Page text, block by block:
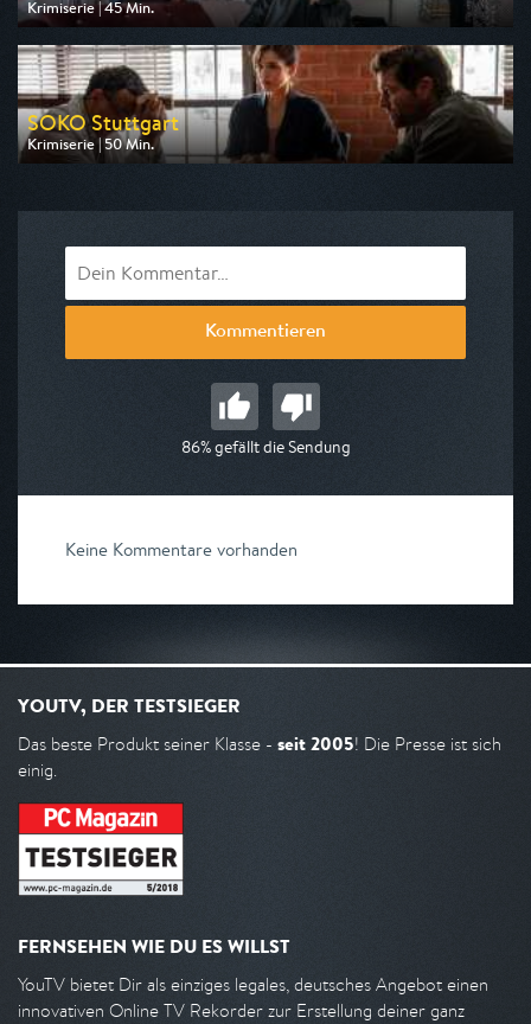
Krimiserie | 45 Min.
Ausgestrahlt von ZDF
am 07.08.2026, 21:15
SOKO Stuttgart
Krimiserie | 50 Min.
Ausgestrahlt von ZDF
Kommentieren
86% gefällt die Sendung
Keine Kommentare vorhanden
YOUTV, DER TESTSIEGER
Das beste Produkt seiner Klasse - seit 2005! Die Presse ist sich
einig.
FERNSEHEN WIE DU ES WILLST
YouTV bietet Dir als einziges legales, deutsches Angebot einen
innovativen Online TV Rekorder zur Erstellung deiner ganz